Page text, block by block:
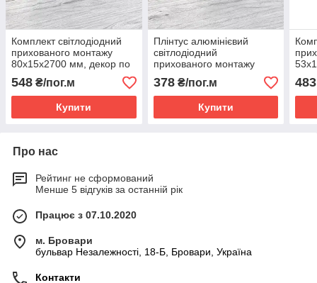
Комплект світлодіодний
прихованого монтажу
80х15х2700 мм, декор по
RAL
548 ₴/пог.м
Купити
Плінтус алюмінієвий
світлодіодний
прихованого монтажу
60х17х2700 мм, декор по
RAL
378₴/пог.м
Купити
RAL
483
Про нас
Рейтинг не сформований
Менше 5 відгуків за останній рік
Працює з 07.10.2020
м. Бровари
бульвар Незалежності, 18-Б, Бровари, Україна
Контакти